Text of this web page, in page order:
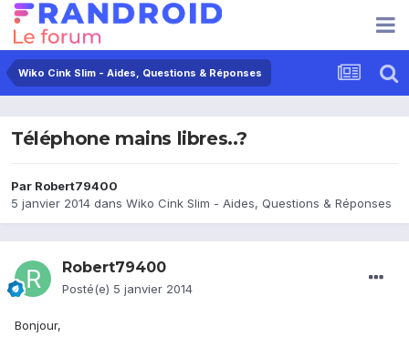
Wiko Cink Slim - Aides, Questions & Réponses
Téléphone mains libres..?
Par Robert79400
5 janvier 2014 dans Wiko Cink Slim - Aides, Questions & Réponses
Robert79400
Posté(e) 5 janvier 2014
Bonjour,